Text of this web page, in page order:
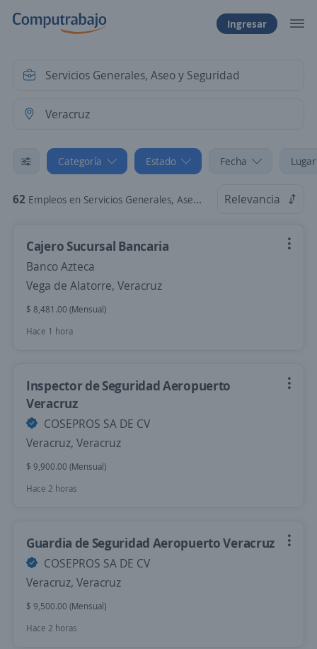
Ingresar
Categoría Estado Fecha
62 Empleos en Servicios Generales, Aseo y Seguridad en Veracruz Relevancia
Cajero Sucursal Bancaria
Banco Azteca
Vega de Alatorre, Veracruz
$ 8,481.00 (Mensual)
Hace 1 hora
Inspector de Seguridad Aeropuerto
Veracruz
COSEPROS SA DE CV
Veracruz, Veracruz
$ 9,900.00 (Mensual)
Hace 2 horas
Guardia de Seguridad Aeropuerto Veracruz
COSEPROS SA DE CV
Veracruz, Veracruz
$ 9,500.00 (Mensual)
Hace 2 horas